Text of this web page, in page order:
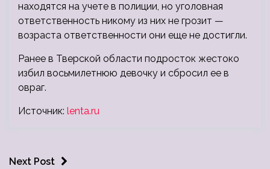
находятся на учете в полиции, но уголовная
ответственность никому из них не грозит —
возраста ответственности они еще не достигли.
Ранее в Тверской области подросток жестоко
избил восьмилетнюю девочку и сбросил ее в
овраг.
Источник: lenta.ru
Next Post